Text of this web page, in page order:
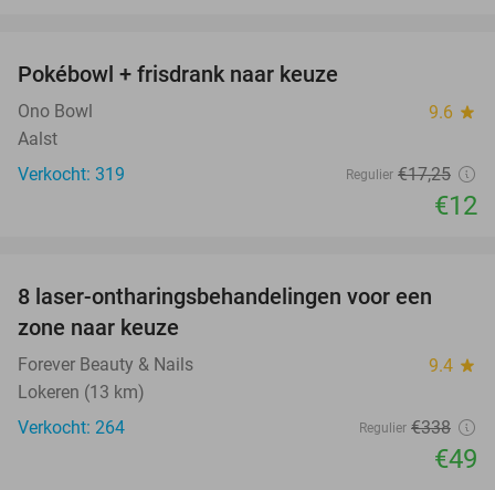
Pokébowl + frisdrank naar keuze
Ono Bowl 9.6 star
Aalst
Verkocht: 319
Regulier €17,25
€12
86%
8 laser-ontharingsbehandelingen voor een
zone naar keuze
Forever Beauty & Nails 9.4 star
Lokeren (13 km)
Verkocht: 264
Regulier €338
€49